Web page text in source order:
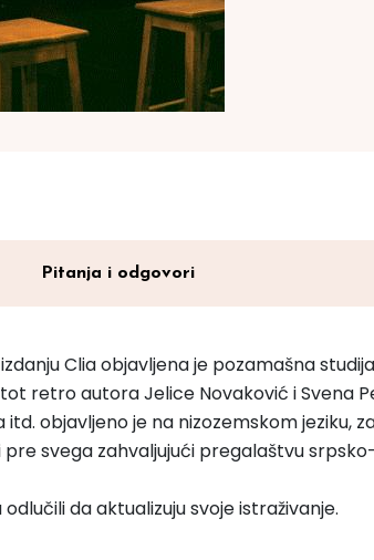
Pitanja i odgovori
Clia objavljena je pozamašna
retro autora Jelice Novaković i Svena
objavljeno je na nizozemskom jeziku,
pre svega zahvaljujući pregalaštvu
da aktualizuju svoje istraživanje.